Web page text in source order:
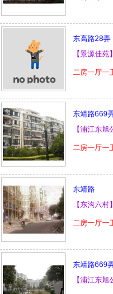
东高路28弄
【景源佳苑】
二房一厅一
东靖路669
【浦江东旭
二房一厅一
东靖路
【东沟六村】
二房一厅一
东靖路669
【浦江东旭